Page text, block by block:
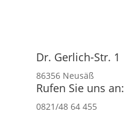
Dr. Gerlich-Str. 1
86356 Neusäß
Rufen Sie uns an:
0821/48 64 455